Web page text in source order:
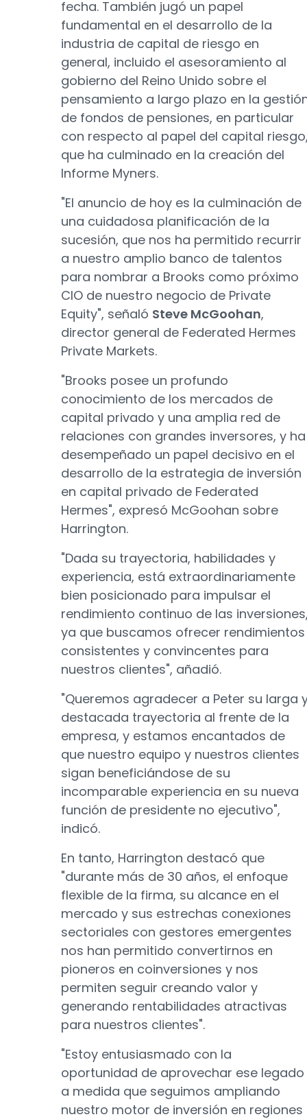
fecha. También jugó un papel
fundamental en el desarrollo de la
industria de capital de riesgo en
general, incluido el asesoramiento al
gobierno del Reino Unido sobre el
pensamiento a largo plazo en la
de fondos de pensiones, en particular
con respecto al papel del capital
que ha culminado en la creación del
Informe Myners.
"El anuncio de hoy es la culminación de
una cuidadosa planificación de la
sucesión, que nos ha permitido recurrir
a nuestro amplio banco de talentos
para nombrar a Brooks como próximo
CIO de nuestro negocio de Private
Equity", señaló Steve McGoohan,
director general de Federated Hermes
Private Markets.
"Brooks posee un profundo
conocimiento de los mercados de
capital privado y una amplia red de
relaciones con grandes inversores, y ha
desempeñado un papel decisivo en el
desarrollo de la estrategia de inversión
en capital privado de Federated
Hermes", expresó McGoohan sobre
Harrington.
"Dada su trayectoria, habilidades y
experiencia, está extraordinariamente
bien posicionado para impulsar el
rendimiento continuo de las
ya que buscamos ofrecer rendimientos
consistentes y convincentes para
nuestros clientes", añadió.
"Queremos agradecer a Peter su larga
destacada trayectoria al frente de la
empresa, y estamos encantados de
que nuestro equipo y nuestros clientes
sigan beneficiándose de su
incomparable experiencia en su nueva
función de presidente no ejecutivo",
indicó.
En tanto, Harrington destacó que
"durante más de 30 años, el enfoque
flexible de la firma, su alcance en el
mercado y sus estrechas conexiones
sectoriales con gestores emergentes
nos han permitido convertirnos en
pioneros en coinversiones y nos
permiten seguir creando valor y
generando rentabilidades atractivas
para nuestros clientes".
"Estoy entusiasmado con la
oportunidad de aprovechar ese legado
a medida que seguimos ampliando
nuestro motor de inversión en regiones